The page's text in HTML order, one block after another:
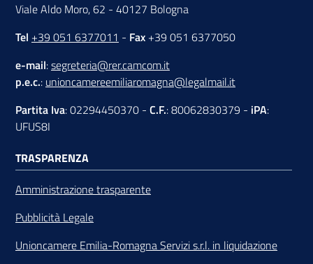
Viale Aldo Moro, 62 - 40127 Bologna
Tel +39 051 6377011 - Fax +39 051 6377050
e-mail:segreteria@rer.camcom.it
p.e.c.: unioncamereemiliaromagna@legalmail.it
Partita Iva: 02294450370 - C.F.: 80062830379 - iPA:
UFUS8I
TRASPARENZA
Amministrazione trasparente
Pubblicità Legale
Unioncamere Emilia-Romagna Servizi s.r.l. in liquidazione